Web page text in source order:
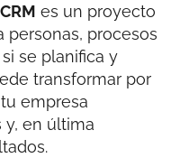
es un proyecto
personas, procesos
se planifica y
transformar por
empresa
y, en última